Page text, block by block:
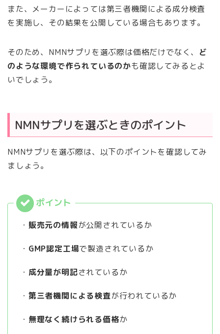
また、メーカーによっては第三者機関による成分検査
を実施し、その結果を公開している場合もあります。
そのため、NMNサプリを選ぶ際は価格だけでなく、 ど
のような環境で作られているのかも確認してみるとよ
いでしょう。
NMNサプリを選ぶときのポイント
NMNサプリを選ぶ際は、以下のポイントを確認してみ
ましょう。
・ 販売元の情報が公開されているか
・ GMP認定工場で製造されているか
・ 成分量が明記されているか
・ 第三者機関による検査が行われているか
・ 無理なく続けられる価格か